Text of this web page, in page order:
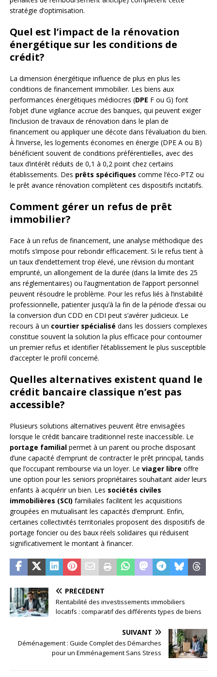
stratégie d’optimisation.
Quel est l’impact de la rénovation
énergétique sur les conditions de
crédit?
La dimension énergétique influence de plus en plus les
conditions de financement immobilier. Les biens aux
performances énergétiques médiocres (DPE F ou G) font
l’objet d’une vigilance accrue des banques, qui peuvent exiger
l’inclusion de travaux de rénovation dans le plan de
financement ou appliquer une décote dans l’évaluation du bien.
À l’inverse, les logements économes en énergie (DPE A ou B)
bénéficient souvent de conditions préférentielles, avec des
taux d’intérêt réduits de 0,1 à 0,2 point chez certains
établissements. Des prêts spécifiques comme l’éco-PTZ ou
le prêt avance rénovation complètent ces dispositifs incitatifs.
Comment gérer un refus de prêt
immobilier?
Face à un refus de financement, une analyse méthodique des
motifs s’impose pour rebondir efficacement. Si le refus tient à
un taux d’endettement trop élevé, une révision du montant
emprunté, un allongement de la durée (dans la limite des 25
ans réglementaires) ou l’augmentation de l’apport personnel
peuvent résoudre le problème. Pour les refus liés à l’instabilité
professionnelle, patienter jusqu’à la fin de la période d’essai ou
la conversion d’un CDD en CDI peut s’avérer judicieux. Le
recours à un courtier spécialisé dans les dossiers complexes
constitue souvent la solution la plus efficace pour contourner
un premier refus et identifier l’établissement le plus susceptible
d’accepter le profil concerné.
Quelles alternatives existent quand le
crédit bancaire classique n’est pas
accessible?
Plusieurs solutions alternatives peuvent être envisagées
lorsque le crédit bancaire traditionnel reste inaccessible. Le
portage familial permet à un parent ou proche disposant
d’une capacité d’emprunt de contracter le prêt principal, tandis
que l’occupant rembourse via un loyer. Le viager libre offre
une option pour les seniors propriétaires souhaitant aider leurs
enfants à acquérir un bien. Les sociétés civiles
immobilières (SCI) familiales facilitent les acquisitions
groupées en mutualisant les capacités d’emprunt. Enfin,
certaines collectivités territoriales proposent des dispositifs de
portage foncier ou des baux réels solidaires qui réduisent
significativement le montant à financer.
PRÉCÉDENT
Rentabilité des investissements immobiliers
locatifs : comparatif des différents types de biens
SUIVANT
Déménagement : Guide Complet des Démarches
pour un Emménagement Sans Stress